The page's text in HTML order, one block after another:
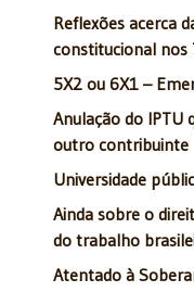
Reflexões acerca
constitucional nos
5X2 ou 6X1 –
Anulação do IPTU
outro contribuinte
Universidade
Ainda sobre o
do trabalho
Atentado à